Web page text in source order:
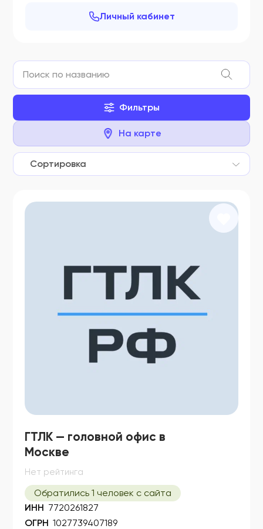
Личный кабинет
Фильтры
На карте
Сортировка
ГТЛК — головной офис в
Москве
Нет рейтинга
Обратились 1 человек с сайта
ИНН 7720261827
ОГРН 1027739407189